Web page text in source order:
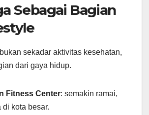
Sebagai Bagian
sekadar aktivitas kesehatan,
dari gaya hidup.
Fitness Center: semakin ramai,
di kota besar.